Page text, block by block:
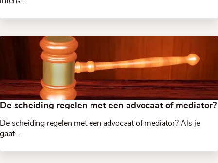
De scheiding regelen met een advocaat of mediator?
De scheiding regelen met een advocaat of mediator? Als je
gaat...